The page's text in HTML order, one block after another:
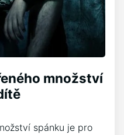
množství
spánku je pro